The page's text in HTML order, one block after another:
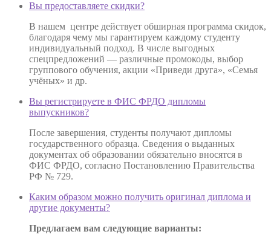
Вы предоставляете скидки?
В нашем центре действует обширная программа скидок,
благодаря чему мы гарантируем каждому студенту
индивидуальный подход. В числе выгодных
спецпредложений — различные промокоды, выбор
группового обучения, акции «Приведи друга», «Семья
учёных» и др.
Вы регистрируете в ФИС ФРДО дипломы
выпускников?
После завершения, студенты получают дипломы
государственного образца. Сведения о выданных
документах об образовании обязательно вносятся в
ФИС ФРДО, согласно Постановлению Правительства
РФ № 729.
Каким образом можно получить оригинал диплома и
другие документы?
Предлагаем вам следующие варианты: